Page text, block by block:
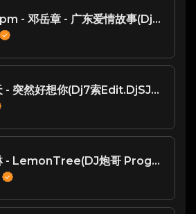
128 bpm - 邓岳章 - 广东爱情故事(Dj子靖 FunkyHouse Rmx 2023)
五月天 - 突然好想你(Dj7索Edit.DjSJUN作品.P)
王若琳 - LemonTree(DJ炮哥 ProgHouse Mix)